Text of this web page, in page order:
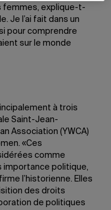
femmes, explique-t-
Je l’ai fait dans un
pour comprendre
sur le monde
à trois
Saint-Jean-
Association (YWCA)
«Ces
comme
importance politique,
l’historienne. Elles
des droits
de politiques